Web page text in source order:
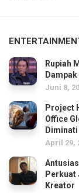
Rupiah
Juni 8,
Project
Office
Diminati
April 29,
Perkuat
Kreator